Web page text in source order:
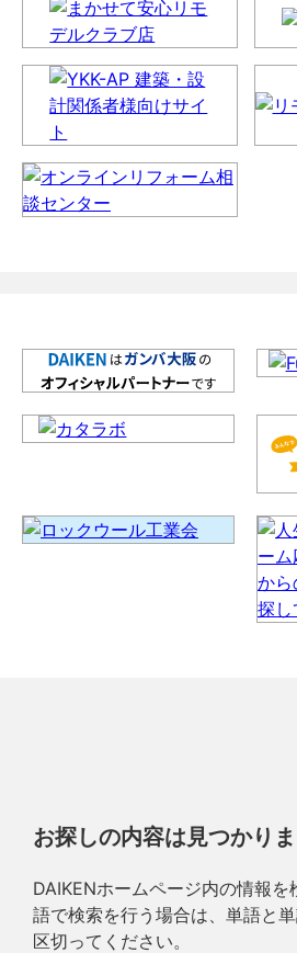
お探しの内容は見つかり
DAIKENホームページ内の情報
語で検索を行う場合は、単語と
区切ってください。